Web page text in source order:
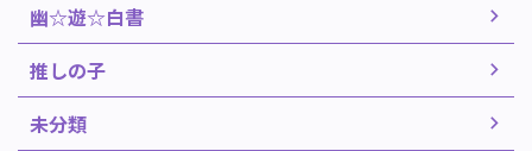
幽☆遊☆白書
推しの子
未分類